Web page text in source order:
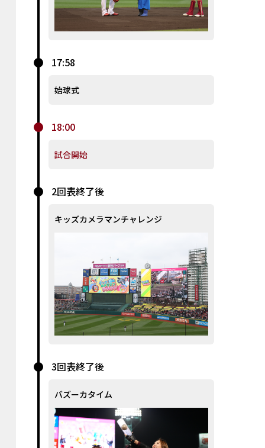
17:58
始球式
18:00
試合開始
2回表終了後
キッズカメラマンチャレンジ
3回表終了後
バズーカタイム